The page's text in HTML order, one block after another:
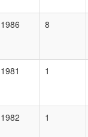
1986 8
1981 1
1982 1